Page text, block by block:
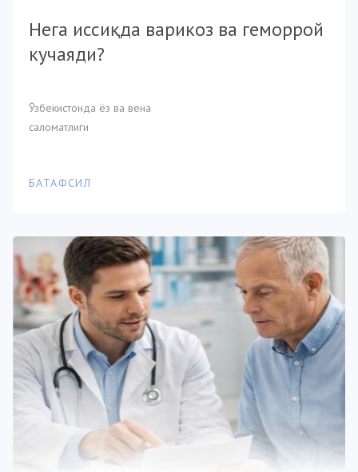
Нега иссиқда варикоз ва геморрой
кучаяди?
Ўзбекистонда ёз ва вена
саломатлиги
БАТАФСИЛ